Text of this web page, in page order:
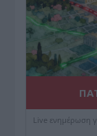
Live ενημέρωση